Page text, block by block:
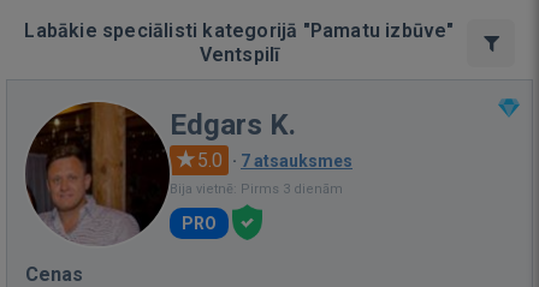
Labākie speciālisti kategorijā "Pamatu izbūve"
Ventspilī
Edgars K.
5.0 · 7 atsauksmes
Bija vietnē: Pirms 3 dienām
PRO
Cenas